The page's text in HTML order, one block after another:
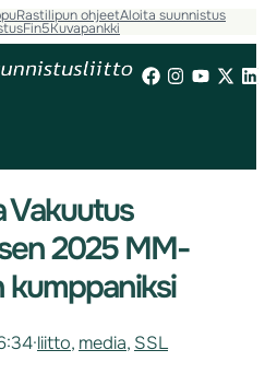
Rastilipun ohjeetAloita suunnistus
Fin5Kuvapankki
Vakuutus
2025 MM-
kumppaniksi
·liitto, media, SSL